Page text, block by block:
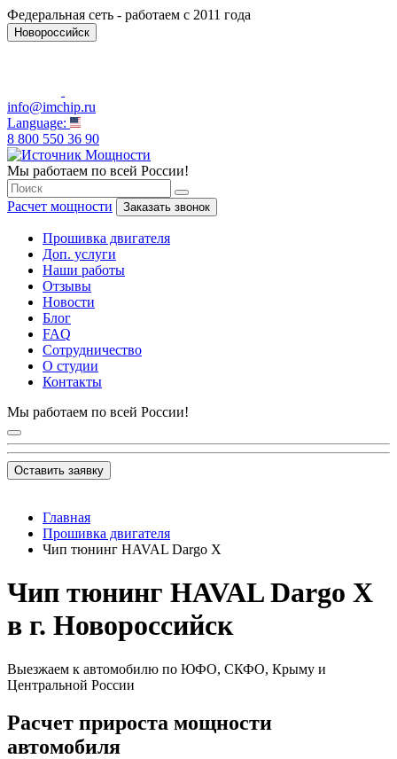
Федеральная сеть - работаем с 2011 года
Новороссийск
info@imchip.ru
Language:
8 800 550 36 90
Мы работаем по всей России!
Расчет мощности Заказать звонок
Прошивка двигателя
Доп. услуги
Наши работы
Отзывы
Новости
Блог
FAQ
Сотрудничество
О студии
Контакты
Мы работаем по всей России!
Оставить заявку
Главная
Прошивка двигателя
Чип тюнинг HAVAL Dargo X
Чип тюнинг HAVAL Dargo X
в г. Новороссийск
Выезжаем к автомобилю по ЮФО, СКФО, Крыму и
Центральной России
Расчет прироста мощности
автомобиля